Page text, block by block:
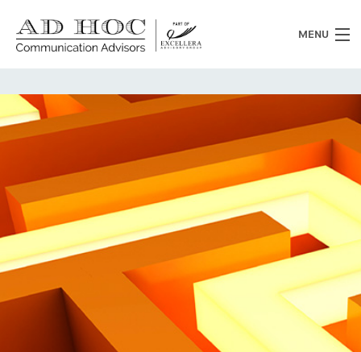
MENU
Chi siamo
Cosa facciamo
News
Clienti
Heritage